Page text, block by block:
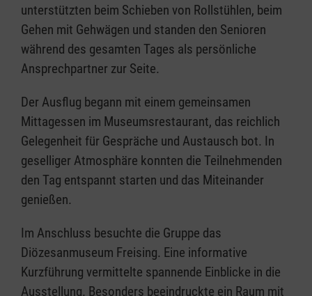
unterstützten beim Schieben von Rollstühlen, beim
Gehen mit Gehwägen und standen den Senioren
während des gesamten Tages als persönliche
Ansprechpartner zur Seite.
Der Ausflug begann mit einem gemeinsamen
Mittagessen im Museumsrestaurant, das reichlich
Gelegenheit für Gespräche und Austausch bot. In
geselliger Atmosphäre konnten die Teilnehmenden
den Tag entspannt starten und das Miteinander
genießen.
Im Anschluss besuchte die Gruppe das
Diözesanmuseum Freising. Eine informative
Kurzführung vermittelte spannende Einblicke in die
Ausstellung. Besonders beeindruckte ein Raum mit